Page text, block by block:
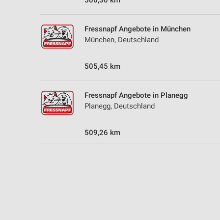
Fressnapf Angebote in München
München, Deutschland
505,45 km
Fressnapf Angebote in Planegg
Planegg, Deutschland
509,26 km